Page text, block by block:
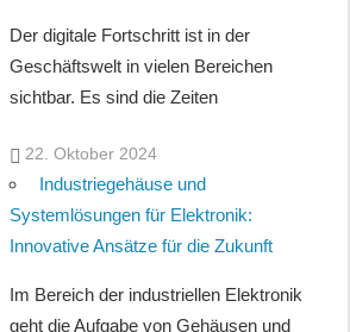
Der digitale Fortschritt ist in der
Geschäftswelt in vielen Bereichen
sichtbar. Es sind die Zeiten
22. Oktober 2024
Industriegehäuse und
Systemlösungen für Elektronik:
Innovative Ansätze für die Zukunft
Im Bereich der industriellen Elektronik
geht die Aufgabe von Gehäusen und